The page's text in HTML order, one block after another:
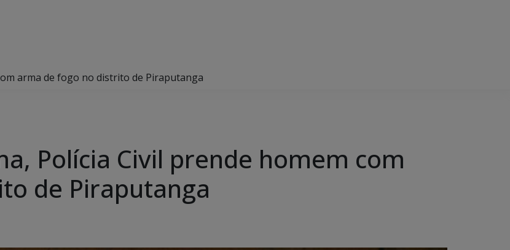
arma de fogo no distrito de Piraputanga
Polícia Civil prende homem com
de Piraputanga